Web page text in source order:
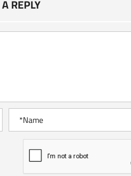
REPLY